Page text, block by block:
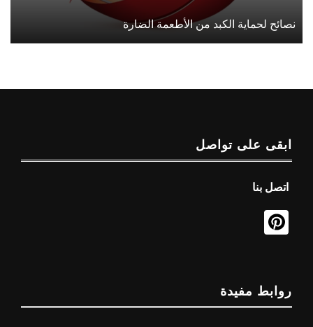
نصائح لحماية الكبد من الأطعمة الضارة
ابقى على تواصل
اتصل بنا
روابط مفيدة